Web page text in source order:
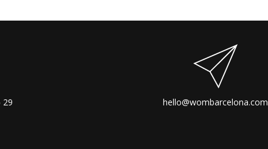
29 hello@wombarcelona.com